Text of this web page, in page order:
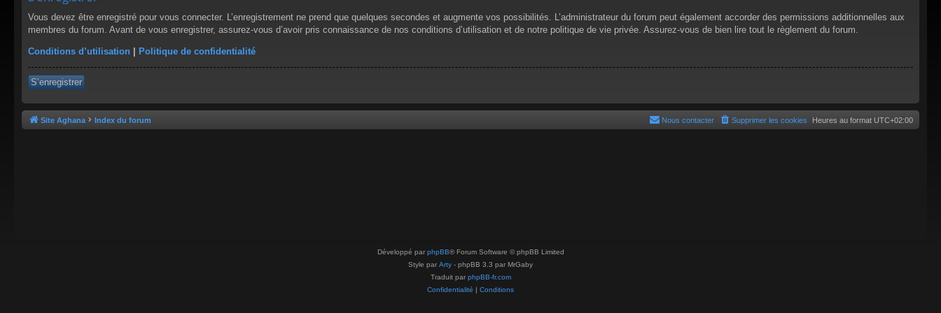
Vous devez être enregistré pour vous connecter. L’enregistrement ne prend que quelques secondes et augmente vos possibilités. L’administrateur du forum peut également accorder des permissions additionnelles aux
membres du forum. Avant de vous enregistrer, assurez-vous d’avoir pris connaissance de nos conditions d’utilisation et de notre politique de vie privée. Assurez-vous de bien lire tout le règlement du forum.
Conditions d’utilisation | Politique de confidentialité
S’enregistrer
Site Aghana Index du forum Heures au format UTC+02:00
Supprimer les cookies
Nous contacter
Développé par phpBB® Forum Software © phpBB Limited
Style par Arty - phpBB 3.3 par MrGaby
Traduit par phpBB-fr.com
Confidentialité | Conditions